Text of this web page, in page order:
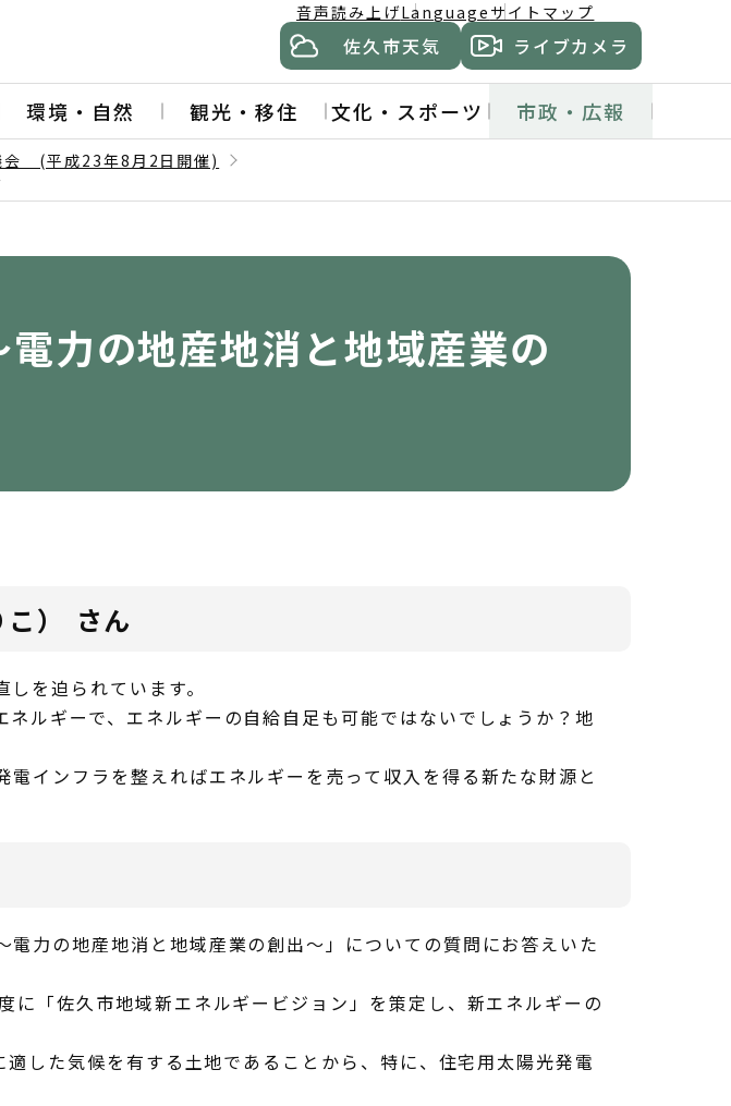
音声読み上げLanguage サイトマップ
佐久市天気 ライブカメラ
環境・自然 観光・移住 文化・スポーツ 市政・広報
(平成23年8月2日開催)
力の地産地消と地域産業の
） さん
を迫られています。
ルギーで、エネルギーの自給自足も可能ではないでしょうか？地
インフラを整えればエネルギーを売って収入を得る新たな財源と
の地産地消と地域産業の創出～」についての質問にお答えいた
「佐久市地域新エネルギービジョン」を策定し、新エネルギーの
した気候を有する土地であることから、特に、住宅用太陽光発電